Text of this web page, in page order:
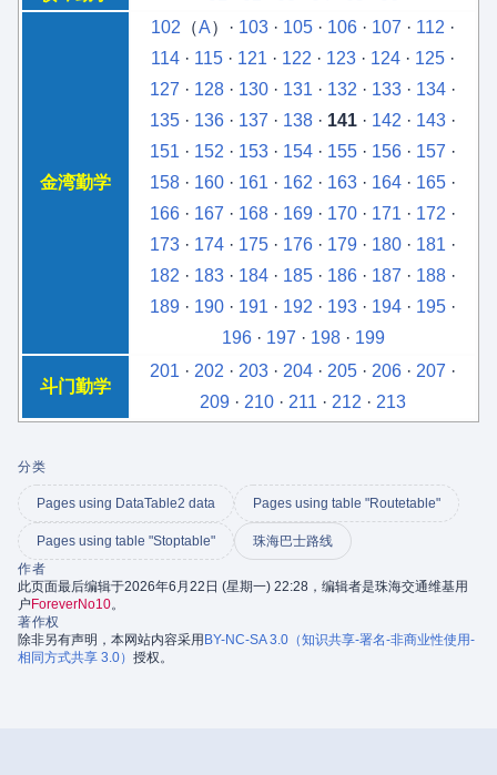
金湾勤学
102 （A）· 103 · 105 · 106 · 107 · 112 ·
114 · 115 · 121 · 122 · 123 · 124 · 125 ·
127 · 128 · 130 · 131 · 132 · 133 · 134 ·
135 · 136 · 137 · 138 · 141 · 142 · 143 ·
151 · 152 · 153 · 154 · 155 · 156 · 157 ·
158 · 160 · 161 · 162 · 163 · 164 · 165 ·
166 · 167 · 168 · 169 · 170 · 171 · 172 ·
173 · 174 · 175 · 176 · 179 · 180 · 181 ·
182 · 183 · 184 · 185 · 186 · 187 · 188 ·
189 · 190 · 191 · 192 · 193 · 194 · 195 ·
196· 197 · 198· 199
斗门勤学
201 · 202 · 203 · 204 · 205 · 206 · 207 ·
209 · 210 · 211 · 212 · 213
分类
Pages using DataTable2 data Pages using table "Routetable"
Pages using table "Stoptable"
珠海巴士路线
作者
此页面最后编辑于2026年6月22日 (星期一) 22:28，编辑者是珠海交通维基用
户 ForeverNo10。
著作权
除非另有声明，本网站内容采用 BY-NC-SA 3.0（知识共享-署名-非商业性使用-
相同方式共享 3.0） 授权。